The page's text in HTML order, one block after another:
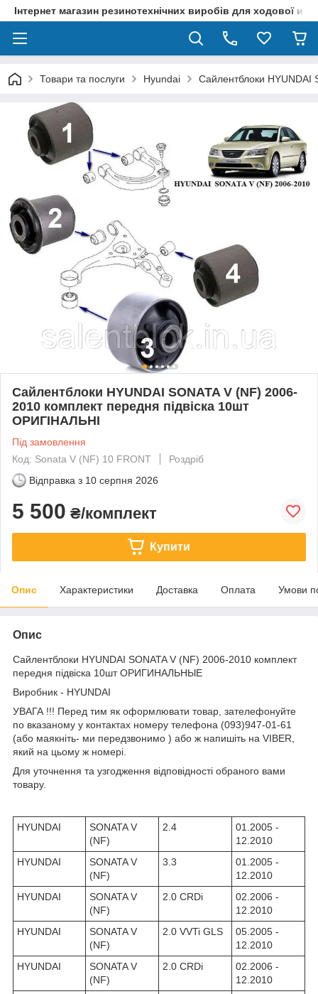
Інтернет магазин резинотехнічних виробів для ходової и
Товари та послуги Hyundai Сайлентблоки HYUNDAI
Сайлентблоки HYUNDAI SONATA V (NF) 2006-
2010 комплект передня підвіска 10шт
ОРИГІНАЛЬНІ
Під замовлення
Код: Sonata V (NF) 10 FRONT
Роздріб
Відправка з 10 серпня 2026
5 500 ₴/комплект
Купити
Опис Характеристики Доставка Оплата Умови
Опис
Сайлентблоки HYUNDAI SONATA V (NF) 2006-2010 комплект
передня підвіска 10шт ОРИГИНАЛЬНЫЕ
Виробник - HYUNDAI
УВАГА !!! Перед тим як оформлювати товар, зателефонуйте
по вказаному у контактах номеру телефона (093)947-01-61
(або маякніть- ми передзвонимо ) або ж напишіть на VIBER,
який на цьому ж номері.
Для уточнення та узгодження відповідності обраного вами
товару.
HYUNDAI
SONATA V
(NF)
2.4
01.2005 -
12.2010
HYUNDAI
SONATA V
(NF)
3.3
01.2005 -
12.2010
HYUNDAI
SONATA V
(NF)
2.0 CRDi
02.2006 -
12.2010
HYUNDAI
SONATA V
(NF)
2.0 VVTi GLS
05.2005 -
12.2010
HYUNDAI
SONATA V
(NF)
2.0 CRDi
02.2006 -
12.2010